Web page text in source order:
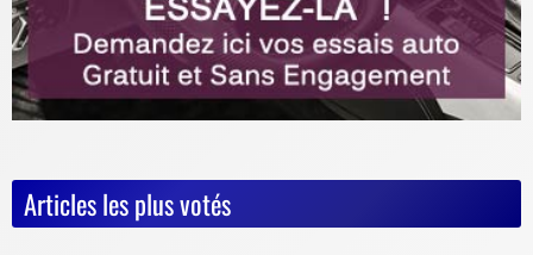
Articles les plus votés